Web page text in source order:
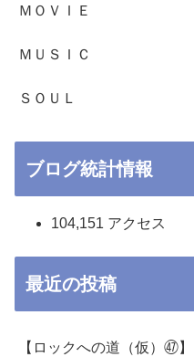
ＭＯＶＩＥ
ＭＵＳＩＣ
ＳＯＵＬ
ブログ統計情報
104,151 アクセス
最近の投稿
【ロックへの道（仮）㊼